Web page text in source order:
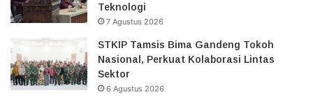
Teknologi
7 Agustus 2026
STKIP Tamsis Bima Gandeng Tokoh
Nasional, Perkuat Kolaborasi Lintas
Sektor
6 Agustus 2026